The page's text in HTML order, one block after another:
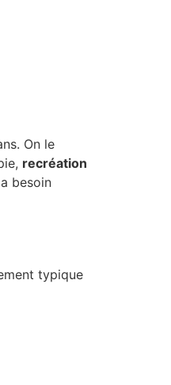
On le
recréation
besoin
typique